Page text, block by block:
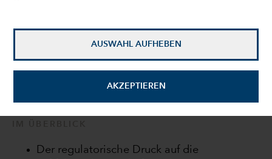
AUSWAHL AUFHEBEN
AKZEPTIEREN
Der regulatorische Druck auf die